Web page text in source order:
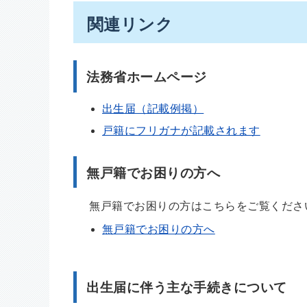
関連リンク
法務省ホームページ
出生届（記載例掲）
戸籍にフリガナが記載されます
無戸籍でお困りの方へ
無戸籍でお困りの方はこちらをご覧くださ
無戸籍でお困りの方へ
出生届に伴う主な手続きについて